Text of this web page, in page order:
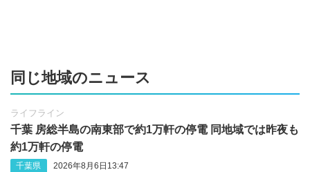
同じ地域のニュース
ライフライン
千葉 房総半島の南東部で約1万軒の停電 同地域では昨夜も
約1万軒の停電
千葉県 2026年8月6日13:47